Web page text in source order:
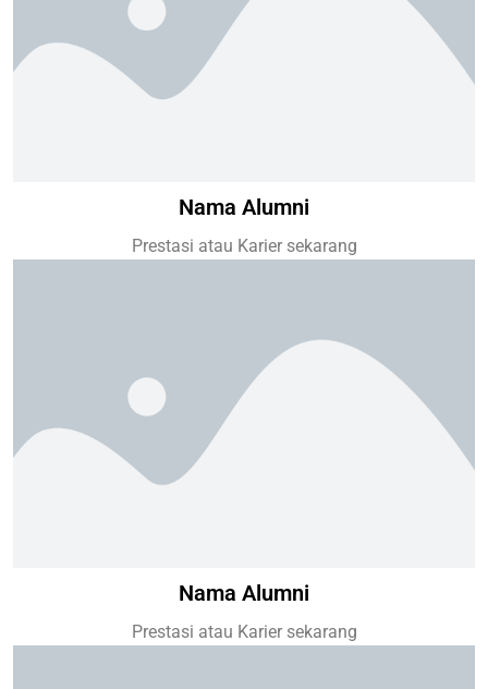
Nama Alumni
Prestasi atau Karier sekarang
Nama Alumni
Prestasi atau Karier sekarang